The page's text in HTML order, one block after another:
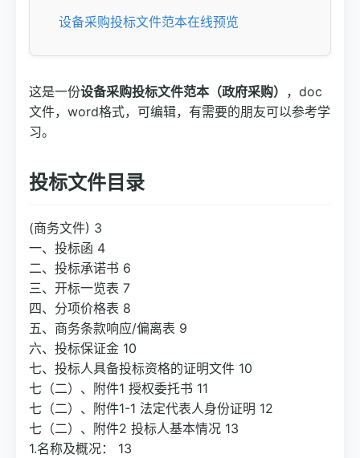
设备采购投标文件范本在线预览
这是一份设备采购投标文件范本（政府采购） ，doc
文件，word格式，可编辑，有需要的朋友可以参考学
习。
投标文件目录
(商务文件) 3
一、投标函 4
二、投标承诺书 6
三、开标一览表 7
四、分项价格表 8
五、商务条款响应/偏离表 9
六、投标保证金 10
七、投标人具备投标资格的证明文件 10
七（二）、附件1 授权委托书 11
七（二）、附件1-1 法定代表人身份证明 12
七（二）、附件2 投标人基本情况 13
1.名称及概况： 13